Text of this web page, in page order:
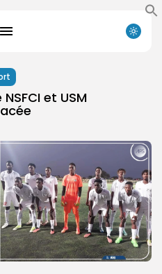
et USM